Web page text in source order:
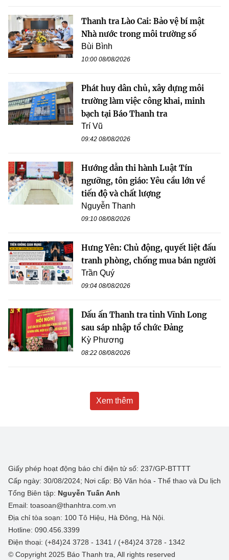
Thanh tra Lào Cai: Bảo vệ bí mật
Nhà nước trong môi trường số
Bùi Bình
10:00 08/08/2026
Phát huy dân chủ, xây dựng môi
trường làm việc công khai, minh
bạch tại Báo Thanh tra
Trí Vũ
09:42 08/08/2026
Hướng dẫn thi hành Luật Tín
ngưỡng, tôn giáo: Yêu cầu lớn về
tiến độ và chất lượng
Nguyễn Thanh
09:10 08/08/2026
Hưng Yên: Chủ động, quyết liệt đấu
tranh phòng, chống mua bán người
Trần Quý
09:04 08/08/2026
Dấu ấn Thanh tra tỉnh Vĩnh Long
sau sáp nhập tổ chức Đảng
Kỳ Phương
08:22 08/08/2026
Xem thêm
Giấy phép hoạt động báo chí điện tử số: 237/GP-BTTTT
Cấp ngày: 30/08/2024; Nơi cấp: Bộ Văn hóa - Thể thao và Du lịch
Tổng Biên tập: Nguyễn Tuấn Anh
Email: toasoan@thanhtra.com.vn
Địa chỉ tòa soạn: 100 Tô Hiệu, Hà Đông, Hà Nội.
Hotline: 090.456.3399
Điện thoại: (+84)24 3728 - 1341 / (+84)24 3728 - 1342
© Copyright 2025 Báo Thanh tra, All rights reserved